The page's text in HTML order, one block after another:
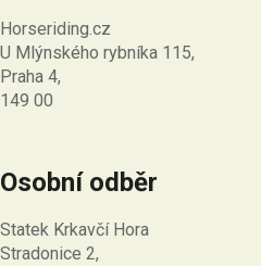
Horseriding.cz
U Mlýnského rybníka 115,
Praha 4,
149 00
Osobní odběr
Statek Krkavčí Hora
Stradonice 2,